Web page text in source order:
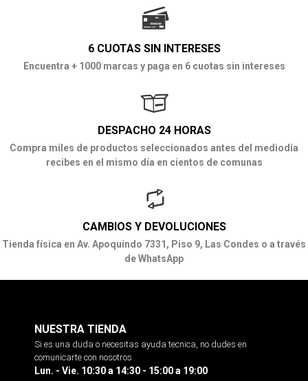
6 CUOTAS SIN INTERESES
Encuentra + 1000 marcas y paga en 6 cuotas sin intereses
DESPACHO 24 HORAS
Compra miles de productos seleccionados antes del mediodía
recibes en el mismo día en cientos de comunas
CAMBIOS Y DEVOLUCIONES
Tienda física en Av. Apoquindo 7331, Piso 9, Las Condes o a través
de WhatsApp
NUESTRA TIENDA
Si es una duda o necesitas ayuda tecnica, no dudes en
comunicarte con nosotros
Lun. - Vie. 10:30 a 14:30 - 15:00 a 19:00